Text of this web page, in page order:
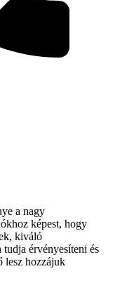
a nagy
képest, hogy
kiváló
érvényesíteni és
lesz hozzájuk